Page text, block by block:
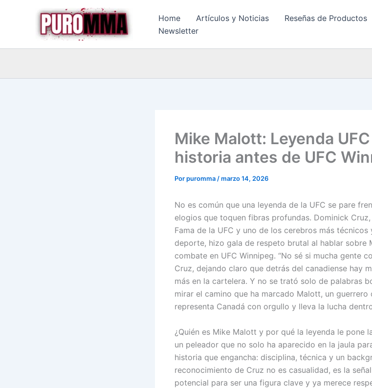
Home Artículos y Noticias Reseñas de Productos
Newsletter
Mike Malott: Leyenda
historia antes de UFC
Porpuromma /marzo 14, 2026
No es común que una leyenda de la UFC se pare
elogios que toquen fibras profundas. Dominick
Fama de la UFC y uno de los cerebros más
deporte, hizo gala de respeto brutal al hablar sobre
combate en UFC Winnipeg. “No sé si mucha gente
Cruz, dejando claro que detrás del canadiense hay
más en la cartelera. Y no se trató solo de palabras
mirar el camino que ha marcado Malott, un
representa Canadá con orgullo y lleva la lucha
¿Quién es Mike Malott y por qué la leyenda le pone
un peleador que no solo ha aparecido en la jaula
historia que engancha: disciplina, técnica y un
reconocimiento de Cruz no es casualidad, es la
potencial para ser una figura clave y ya merece